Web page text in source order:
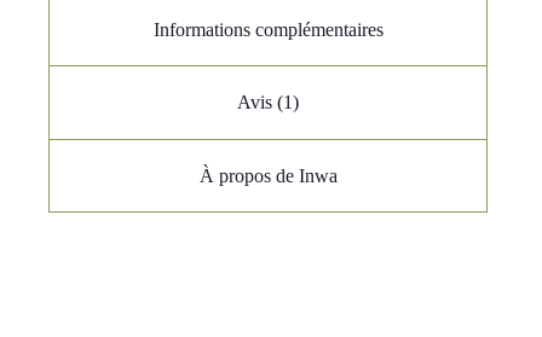
Informations complémentaires
Avis (1)
À propos de Inwa